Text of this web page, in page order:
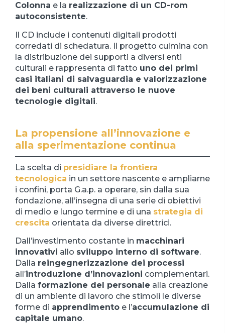
Colonna e la realizzazione di un CD-rom
autoconsistente.
Il CD include i contenuti digitali prodotti
corredati di schedatura. Il progetto culmina con
la distribuzione dei supporti a diversi enti
culturali e rappresenta di fatto uno dei primi
casi italiani di salvaguardia e valorizzazione
dei beni culturali attraverso le nuove
tecnologie digitali.
La propensione all’innovazione e
alla sperimentazione continua
La scelta di presidiare la frontiera
tecnologica in un settore nascente e ampliarne
i confini, porta G.a.p. a operare, sin dalla sua
fondazione, all’insegna di una serie di obiettivi
di medio e lungo termine e di una strategia di
crescita orientata da diverse direttrici.
Dall’investimento costante in macchinari
innovativi allo sviluppo interno di software.
Dalla reingegnerizzazione dei processi
all’introduzione d’innovazioni complementari.
Dalla formazione del personale alla creazione
di un ambiente di lavoro che stimoli le diverse
forme di apprendimento e l’accumulazione di
capitale umano.